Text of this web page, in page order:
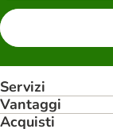
Servizi
Vantaggi
Acquisti